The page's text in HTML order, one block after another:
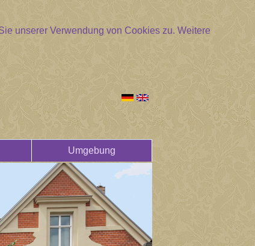
unserer Verwendung von Cookies zu.Weitere
Umgebung